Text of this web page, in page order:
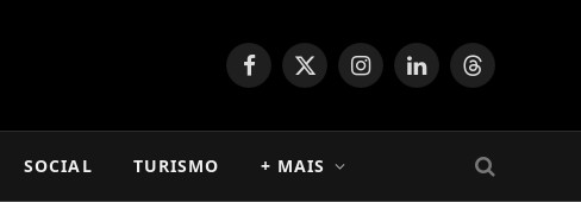
Facebook
X
InstagramLinkedInThreads
SOCIAL TURISMO + MAIS